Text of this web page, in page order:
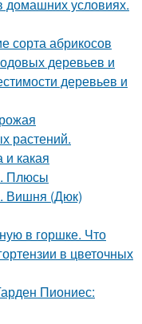
домашних условиях.
сорта абрикосов
деревьев и
деревьев и
растений.
какая
Плюсы
Вишня (Дюк)
в горшке. Что
в цветочных
Пиониес: